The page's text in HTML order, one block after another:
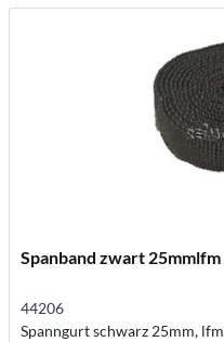
Spanband zwart 25mmlfm
44206
Spanngurt schwarz 25mm, lfm